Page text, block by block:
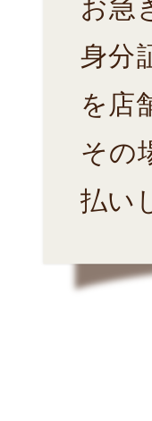
お急
身分
を店
その
払い